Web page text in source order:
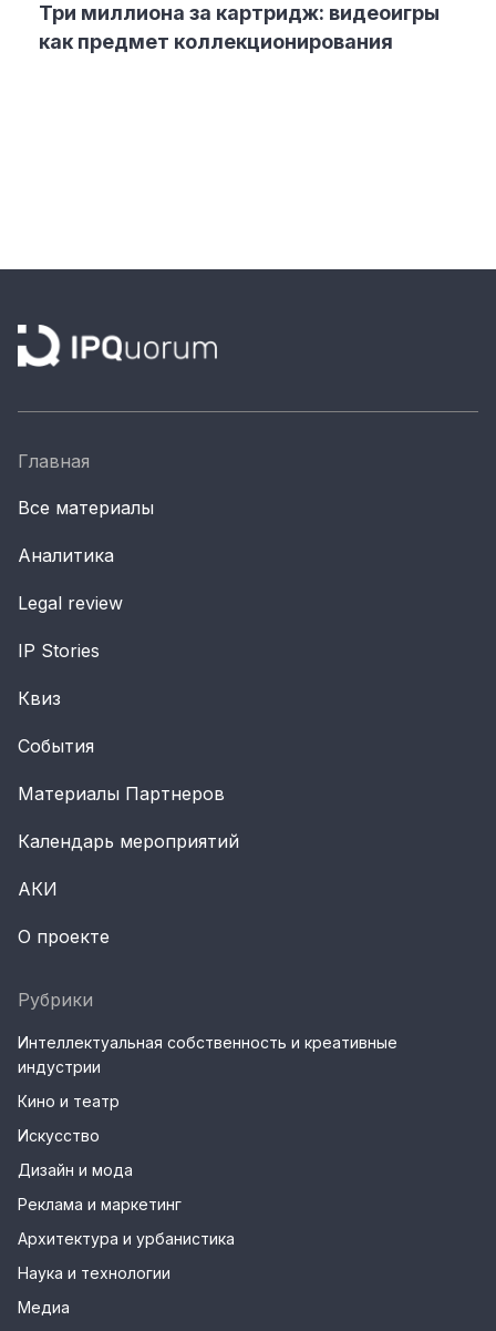
Три миллиона за картридж: видеоигры
как предмет коллекционирования
Главная
Все материалы
Аналитика
Legal review
IP Stories
Квиз
События
Материалы Партнеров
Календарь мероприятий
АКИ
О проекте
Рубрики
Интеллектуальная собственность и креативные
индустрии
Кино и театр
Искусство
Дизайн и мода
Реклама и маркетинг
Архитектура и урбанистика
Наука и технологии
Медиа